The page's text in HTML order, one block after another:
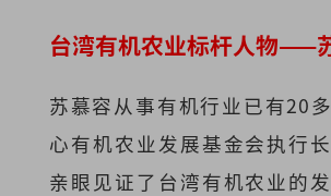
台湾有机农业标杆人物——
苏慕容从事有机行业已有20
心有机农业发展基金会执行
亲眼见证了台湾有机农业的